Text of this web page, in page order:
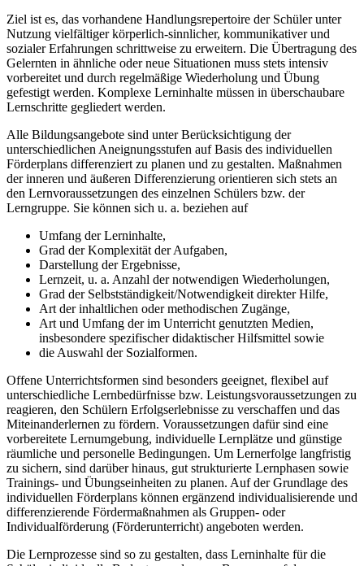
Ziel ist es, das vorhandene Handlungsrepertoire der Schüler unter
Nutzung vielfältiger körperlich-sinnlicher, kommunikativer und
sozialer Erfahrungen schrittweise zu erweitern. Die Übertragung des
Gelernten in ähnliche oder neue Situationen muss stets intensiv
vorbereitet und durch regelmäßige Wiederholung und Übung
gefestigt werden. Komplexe Lerninhalte müssen in überschaubare
Lernschritte gegliedert werden.
Alle Bildungsangebote sind unter Berücksichtigung der
unterschiedlichen Aneignungsstufen auf Basis des individuellen
Förderplans differenziert zu planen und zu gestalten. Maßnahmen
der inneren und äußeren Differenzierung orientieren sich stets an
den Lernvoraussetzungen des einzelnen Schülers bzw. der
Lerngruppe. Sie können sich u. a. beziehen auf
Umfang der Lerninhalte,
Grad der Komplexität der Aufgaben,
Darstellung der Ergebnisse,
Lernzeit, u. a. Anzahl der notwendigen Wiederholungen,
Grad der Selbstständigkeit/Notwendigkeit direkter Hilfe,
Art der inhaltlichen oder methodischen Zugänge,
Art und Umfang der im Unterricht genutzten Medien,
insbesondere spezifischer didaktischer Hilfsmittel sowie
die Auswahl der Sozialformen.
Offene Unterrichtsformen sind besonders geeignet, flexibel auf
unterschiedliche Lernbedürfnisse bzw. Leistungsvoraussetzungen zu
reagieren, den Schülern Erfolgserlebnisse zu verschaffen und das
Miteinanderlernen zu fördern. Voraussetzungen dafür sind eine
vorbereitete Lernumgebung, individuelle Lernplätze und günstige
räumliche und personelle Bedingungen. Um Lernerfolge langfristig
zu sichern, sind darüber hinaus, gut strukturierte Lernphasen sowie
Trainings- und Übungseinheiten zu planen. Auf der Grundlage des
individuellen Förderplans können ergänzend individualisierende und
differenzierende Fördermaßnahmen als Gruppen- oder
Individualförderung (Förderunterricht) angeboten werden.
Die Lernprozesse sind so zu gestalten, dass Lerninhalte für die